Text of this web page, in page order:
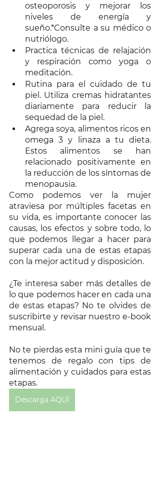
osteoporosis y mejorar los
niveles de energía y
sueño.*Consulte a su médico o
nutriólogo.
Practica técnicas de relajación
y respiración como yoga o
meditación.
Rutina para el cuidado de tu
piel. Utiliza cremas hidratantes
diariamente para reducir la
sequedad de la piel.
Agrega soya, alimentos ricos en
omega 3 y linaza a tu dieta.
Estos alimentos se han
relacionado positivamente en
la reducción de los síntomas de
menopausia.
Como podemos ver la mujer
atraviesa por múltiples facetas en
su vida, es importante conocer las
causas, los efectos y sobre todo, lo
que podemos llegar a hacer para
superar cada una de estas etapas
con la mejor actitud y disposición.
¿Te interesa saber más detalles de
lo que podemos hacer en cada una
de estas etapas? No te olvides de
suscribirte y revisar nuestro e-book
mensual.
No te pierdas esta mini guía que te
tenemos de regalo con tips de
alimentación y cuidados para estas
etapas.
Descarga AQUÍ